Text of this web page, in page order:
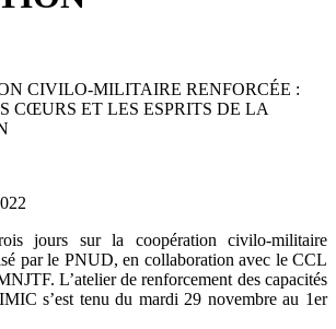
CIVILO-MILITAIRE RENFORCÉE :
CŒURS ET LES ESPRITS DE LA
jours sur la coopération civilo-militaire
par le PNUD, en collaboration avec le CCL
L’atelier de renforcement des capacités
s’est tenu du mardi 29 novembre au 1er